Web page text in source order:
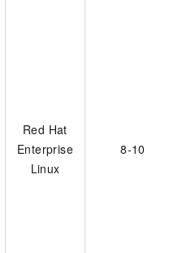
Red Hat
Enterprise
Linux
8-10